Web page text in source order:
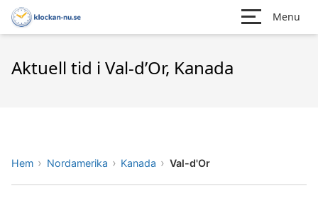
Menu
Aktuell tid i Val-d’Or, Kanada
Hem Nordamerika Kanada Val-d'Or